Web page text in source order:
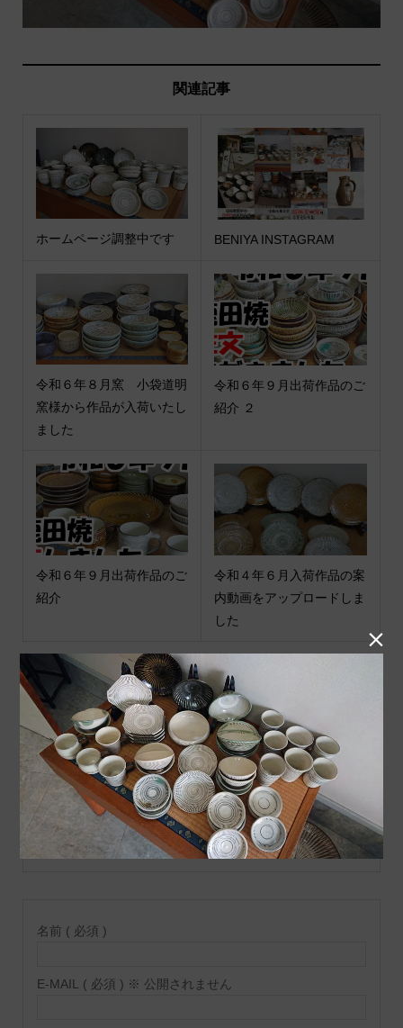
関連記事
ホームページ調整中です BENIYA INSTAGRAM
令和６年８月窯 小袋道明
窯様から作品が入荷いたし
ました
令和６年９月出荷作品のご
紹介 ２
令和６年９月出荷作品のご
紹介
令和４年６月入荷作品の案
内動画をアップロードしま
した
コメント
コメント ( 0 )
トラックバックは利用でき
ません。
この記事へのコメントはありません。
名前 ( 必須 )
E-MAIL ( 必須 ) ※ 公開されません
